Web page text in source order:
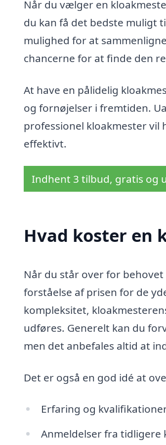
Når du vælger en
du kan få det bedste muligt
mulighed for at
chancerne for at finde den
At have en pålidelig
og fornøjelser i fremtiden.
professionel kloakmester
effektivt.
Indhent 3 tilbud, gratis og
Hvad koster en
Når du står over for
forståelse af prisen for de
kompleksitet,
udføres. Generelt kan du
men det anbefales altid at
Det er også en god idé at
Erfaring og
Anmeldelser fra tidligere